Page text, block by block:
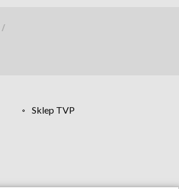
/
Sklep TVP